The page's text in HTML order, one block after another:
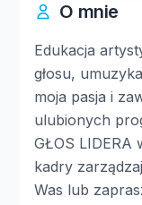
O mnie
Edukacja
głosu,
moja pasja i
ulubionych
GŁOS LIDERA
kadry
Was lub